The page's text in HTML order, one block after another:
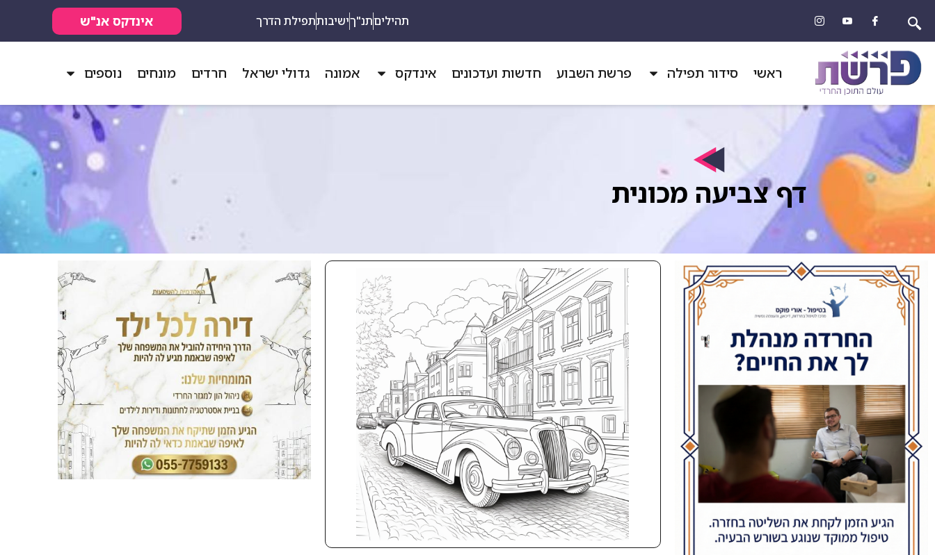
תהיליםתנ"ךישיבותתפילת הדרך אינדקס אנ"ש
ראשי סידור תפילה פרשת השבוע חדשות ועדכונים אינדקס אמונה גדולי ישראל חרדים מונחים נוספים
דף צביעה מכונית